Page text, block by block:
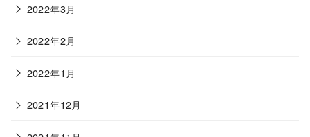
2022年3月
2022年2月
2022年1月
2021年12月